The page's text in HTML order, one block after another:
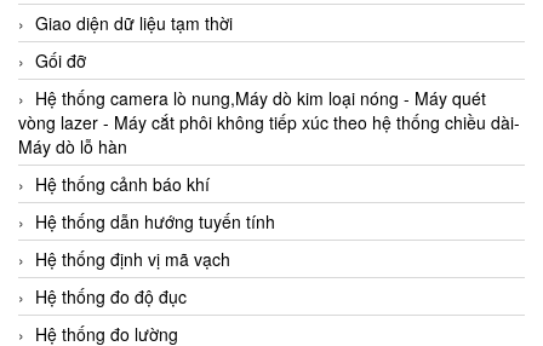
Giao diện dữ liệu tạm thời
Gối đỡ
Hệ thống camera lò nung,Máy dò kim loại nóng - Máy quét
vòng lazer - Máy cắt phôi không tiếp xúc theo hệ thống chiều dài-
Máy dò lỗ hàn
Hệ thống cảnh báo khí
Hệ thống dẫn hướng tuyến tính
Hệ thống định vị mã vạch
Hệ thống đo độ đục
Hệ thống đo lường